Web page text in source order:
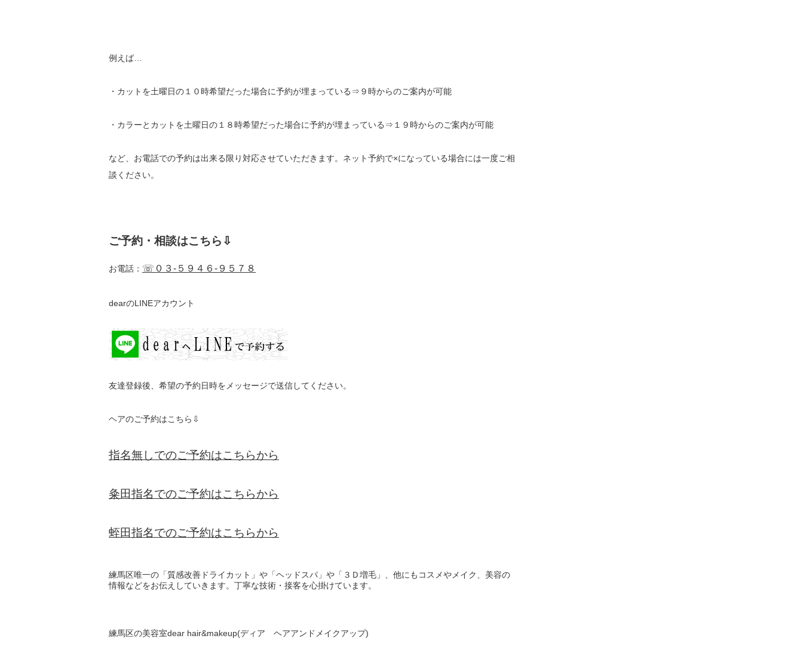
例えば…
・カットを土曜日の１０時希望だった場合に予約が埋まっている⇒９時からのご案内が可能
・カラーとカットを土曜日の１８時希望だった場合に予約が埋まっている⇒１９時からのご案内が可能
など、お電話での予約は出来る限り対応させていただきます。ネット予約で×になっている場合には一度ご相
談ください。
ご予約・相談はこちら⇩
お電話： ☏０３-５９４６-９５７８
dearのLINEアカウント
友達登録後、希望の予約日時をメッセージで送信してください。
ヘアのご予約はこちら⇩
指名無しでのご予約はこちらから
粂田指名でのご予約はこちらから
蛭田指名でのご予約はこちらから
練馬区唯一の「質感改善ドライカット」や「ヘッドスパ」や「３Ｄ増毛」、他にもコスメやメイク、美容の
情報などをお伝えしていきます。丁寧な技術・接客を心掛けています。
練馬区の美容室dear hair&makeup(ディア ヘアアンドメイクアップ)